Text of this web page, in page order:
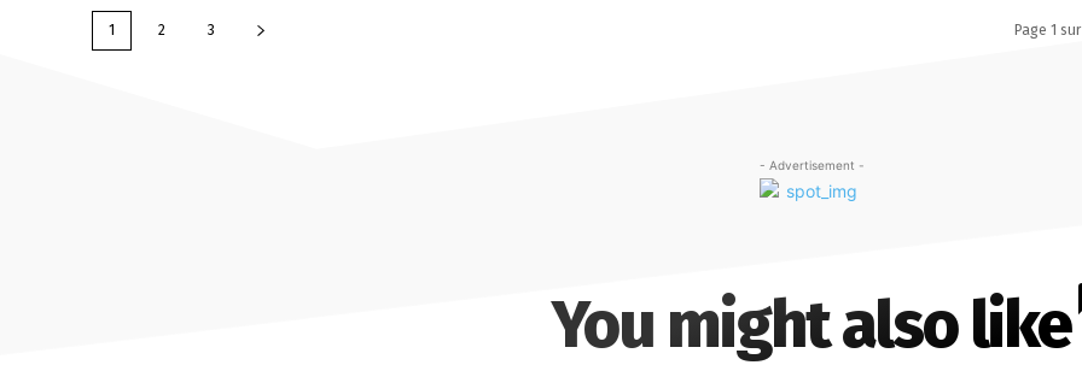
1 2 3 Page 1 sur
- Advertisement -
You might also like